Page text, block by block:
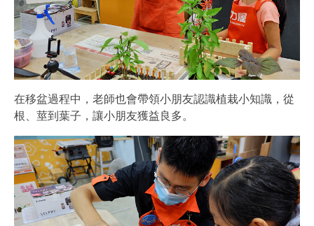
在移盆過程中，老師也會帶領小朋友認識植栽小知識，從
根、莖到葉子，讓小朋友獲益良多。